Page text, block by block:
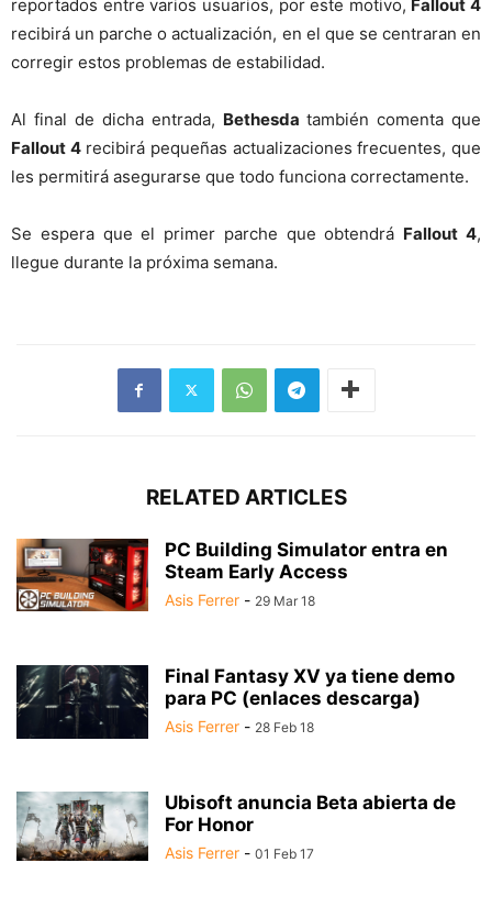
reportados entre varios usuarios, por este motivo, Fallout 4
recibirá un parche o actualización, en el que se centraran en
corregir estos problemas de estabilidad.
Al final de dicha entrada, Bethesda también comenta que
Fallout 4recibirá pequeñas actualizaciones frecuentes, que
les permitirá asegurarse que todo funciona correctamente.
Se espera que el primer parche que obtendrá Fallout 4,
llegue durante la próxima semana.
RELATED ARTICLES
PC Building Simulator entra en
Steam Early Access
Asis Ferrer - 29 Mar 18
Final Fantasy XV ya tiene demo
para PC (enlaces descarga)
Asis Ferrer - 28 Feb 18
Ubisoft anuncia Beta abierta de
For Honor
Asis Ferrer - 01 Feb 17